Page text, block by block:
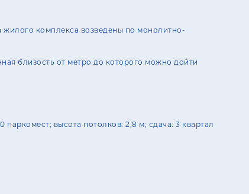
жилого комплекса возведены по монолитно-
близость от метро до которого можно дойти
высота потолков: 2,8 м; сдача: 3 квартал